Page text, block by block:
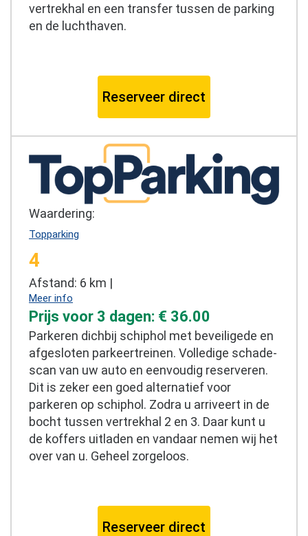
vertrekhal en een transfer tussen de parking
en de luchthaven.
Reserveer direct
Waardering:
Topparking
4
Afstand: 6 km |
Meer info
Prijs voor 3 dagen: € 36.00
Parkeren dichbij schiphol met beveiligede en
afgesloten parkeertreinen. Volledige schade-
scan van uw auto en eenvoudig reserveren.
Dit is zeker een goed alternatief voor
parkeren op schiphol. Zodra u arriveert in de
bocht tussen vertrekhal 2 en 3. Daar kunt u
de koffers uitladen en vandaar nemen wij het
over van u. Geheel zorgeloos.
Reserveer direct